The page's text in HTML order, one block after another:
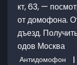
кт, 63, —
от домофона.
дъезд.
одов Москва
Антидомофон |